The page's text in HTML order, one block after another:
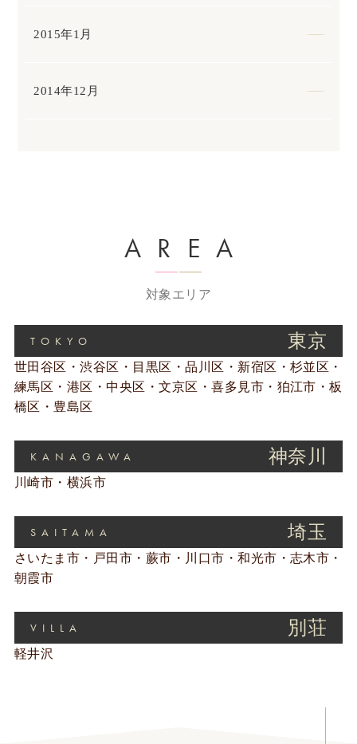
2015年1月
2014年12月
AREA
対象エリア
TOKYO 東京
世田谷区・渋谷区・目黒区・品川区・新宿区・杉並区・
練馬区・港区・中央区・文京区・喜多見市・狛江市・板
橋区・豊島区
KANAGAWA 神奈川
川崎市・横浜市
SAITAMA 埼玉
さいたま市・戸田市・蕨市・川口市・和光市・志木市・
朝霞市
VILLA 別荘
軽井沢